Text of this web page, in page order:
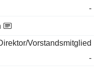
-
Vorstandsmitglied
-